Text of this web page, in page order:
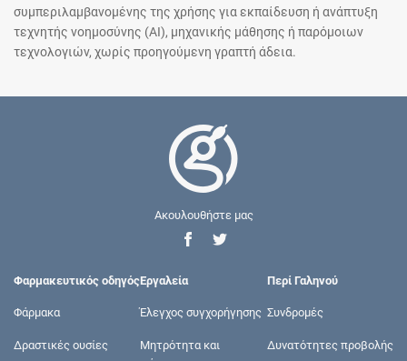
συμπεριλαμβανομένης της χρήσης για εκπαίδευση ή ανάπτυξη
τεχνητής νοημοσύνης (AI), μηχανικής μάθησης ή παρόμοιων
τεχνολογιών, χωρίς προηγούμενη γραπτή άδεια.
Ακουλουθήστε μας
Φαρμακευτικός οδηγός
Φάρμακα
Δραστικές ουσίες
Εργαλεία
Έλεγχος συγχορήγησης
Μητρότητα και
Περί Γαληνού
Συνδρομές
Δυνατότητες προβολής